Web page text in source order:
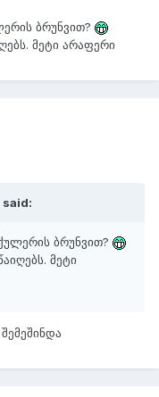
ბრუნვით?
მეტი არაფერი
said:
ბრუნვით?
მეტი